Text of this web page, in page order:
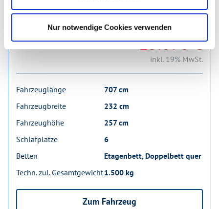
Nur notwendige Cookies verwenden
Verfügbar ab: 01.03.2026
25.690 €
30.265 €
inkl. 19% MwSt.
Fahrzeuglänge
707 cm
Fahrzeugbreite
232 cm
Fahrzeughöhe
257 cm
Schlafplätze
6
Betten
Etagenbett, Doppelbett quer
Techn. zul. Gesamtgewicht1.500 kg
Zum Fahrzeug